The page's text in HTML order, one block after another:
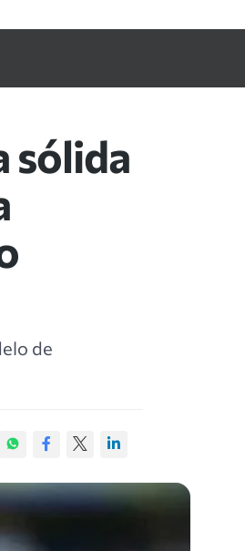
sólida
de